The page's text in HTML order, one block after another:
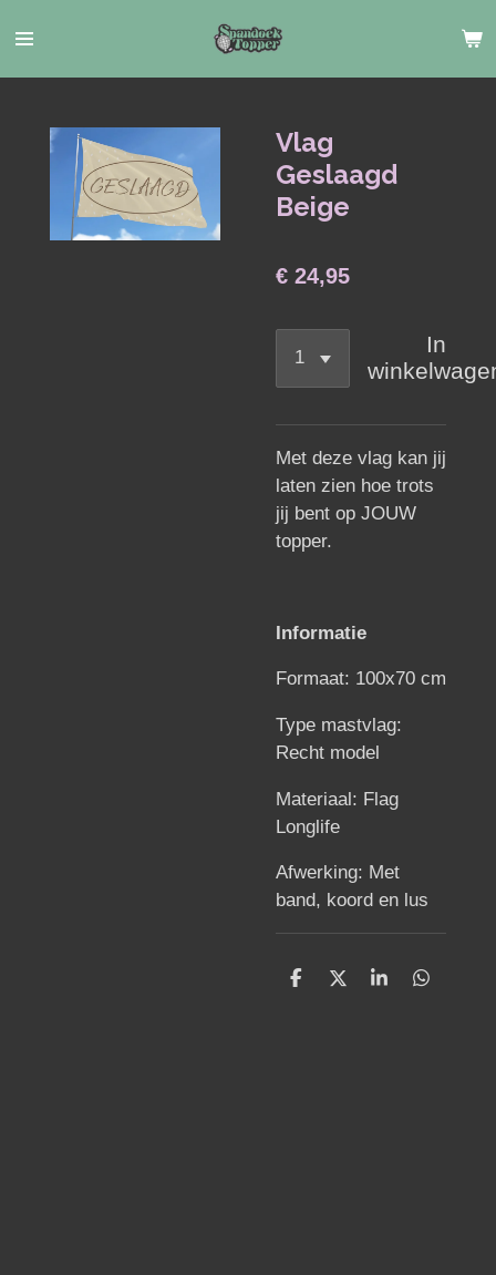
direct
naar
hoofdinhoud
Vlag
Geslaagd
Beige
€ 24,95
In
Met deze vlag kan jij
laten zien hoe trots
jij bent op JOUW
topper.
Informatie
Formaat: 100x70 cm
Type mastvlag:
Recht model
Materiaal: Flag
Longlife
Afwerking: Met
band, koord en lus
D
D
S
D